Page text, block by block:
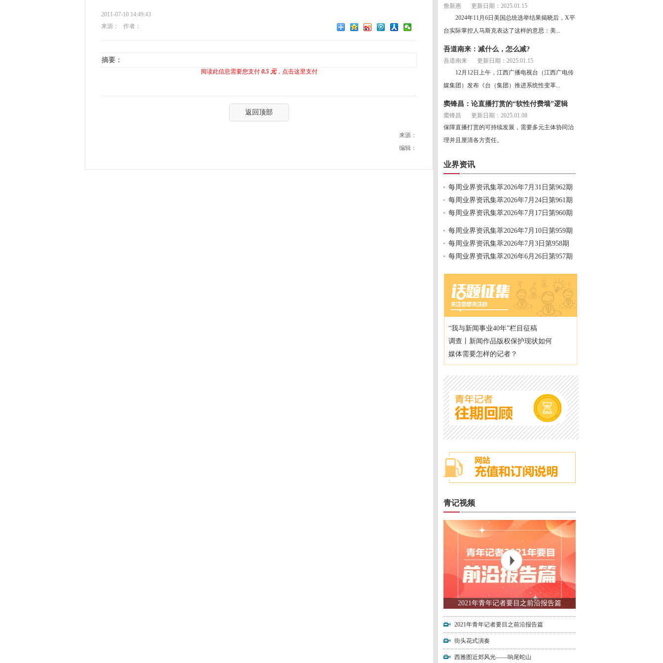
2011-07-10 14:49:43
来源：
作者：
摘要：
阅读此信息需要您支付 0.5 元，点击这里支付
返回顶部
来源：
编辑：
詹新惠
更新日期：2025.01.15
2024年11月6日美国总统选举结果揭晓后，X平
台实际掌控人马斯克表达了这样的意思：美...
吾道南来：减什么，怎么减?
吾道南来
更新日期：2025.01.15
12月12日上午，江西广播电视台（江西广电传
媒集团）发布《台（集团）推进系统性变革...
窦锋昌：论直播打赏的“软性付费墙”逻辑
窦锋昌
更新日期：2025.01.08
保障直播打赏的可持续发展，需要多元主体协同治
理并且厘清各方责任。
业界资讯
每周业界资讯集萃2026年7月31日第962期
每周业界资讯集萃2026年7月24日第961期
每周业界资讯集萃2026年7月17日第960期
每周业界资讯集萃2026年7月10日第959期
每周业界资讯集萃2026年7月3日第958期
每周业界资讯集萃2026年6月26日第957期
“我与新闻事业40年”栏目征稿
调查丨新闻作品版权保护现状如何
媒体需要怎样的记者？
青记视频
2021年青年记者要目之前沿报告篇
2021年青年记者要目之前沿报告篇
街头花式演奏
西雅图近郊风光——响尾蛇山